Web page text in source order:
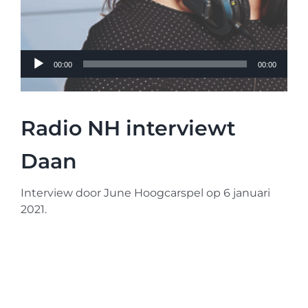
Audiospeler
00:00 00:00
Radio NH interviewt
Daan
Interview door June Hoogcarspel op 6 januari
2021.